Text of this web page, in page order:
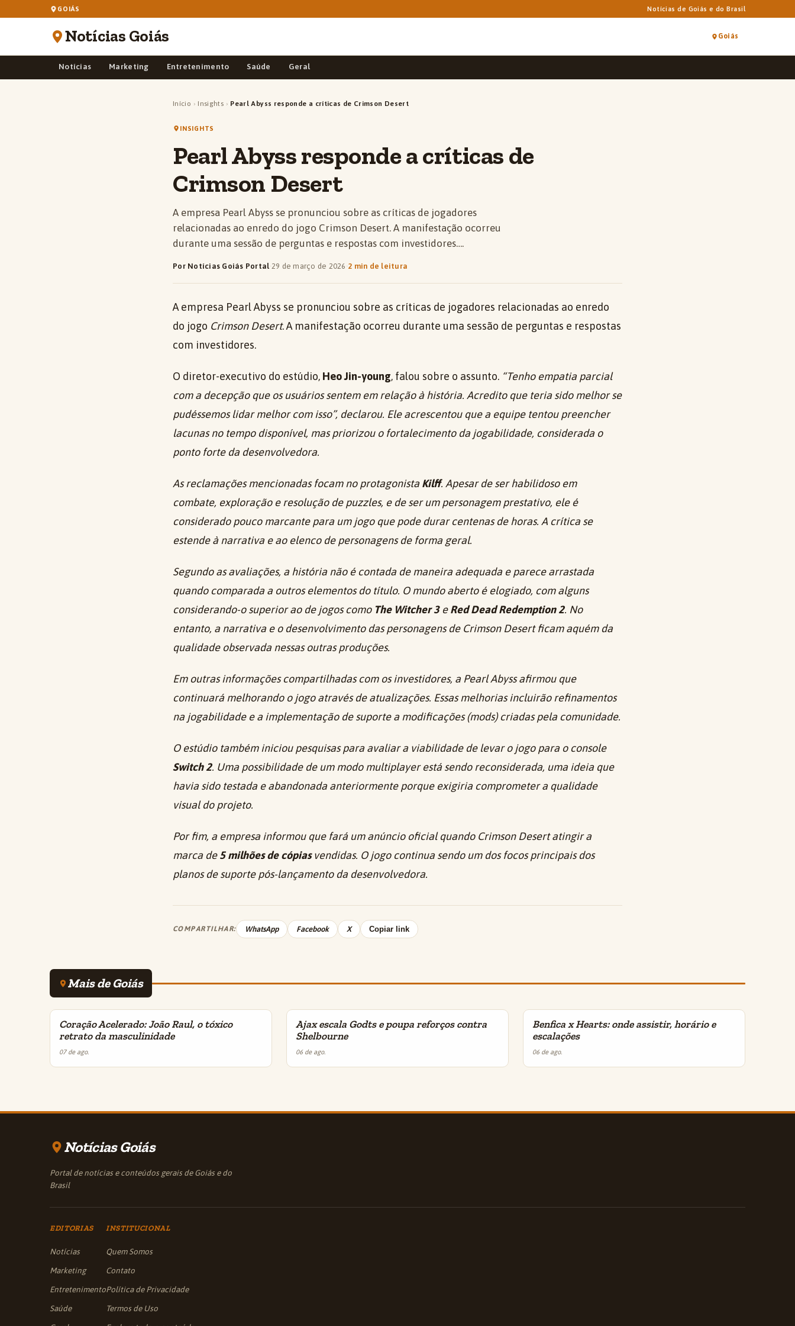
GOIÁS Notícias de Goiás e do Brasil
Notícias Goiás Goiás
Notícias Marketing Entretenimento Saúde Geral
Início › Insights › Pearl Abyss responde a críticas de Crimson Desert
INSIGHTS
Pearl Abyss responde a críticas de
Crimson Desert
A empresa Pearl Abyss se pronunciou sobre as críticas de jogadores
relacionadas ao enredo do jogo Crimson Desert. A manifestação ocorreu
durante uma sessão de perguntas e respostas com investidores….
Por Notícias Goiás Portal·29 de março de 2026 ·2 min de leitura
A empresa Pearl Abyss se pronunciou sobre as críticas de jogadores relacionadas ao enredo
do jogo Crimson Desert. A manifestação ocorreu durante uma sessão de perguntas e respostas
com investidores.
O diretor-executivo do estúdio, Heo Jin-young, falou sobre o assunto. “Tenho empatia parcial
com a decepção que os usuários sentem em relação à história. Acredito que teria sido melhor se
pudéssemos lidar melhor com isso”, declarou. Ele acrescentou que a equipe tentou preencher
lacunas no tempo disponível, mas priorizou o fortalecimento da jogabilidade, considerada o
ponto forte da desenvolvedora.
As reclamações mencionadas focam no protagonistaKilff. Apesar de ser habilidoso em
combate, exploração e resolução de puzzles, e de ser um personagem prestativo, ele é
considerado pouco marcante para um jogo que pode durar centenas de horas. A crítica se
estende à narrativa e ao elenco de personagens de forma geral.
Segundo as avaliações, a história não é contada de maneira adequada e parece arrastada
quando comparada a outros elementos do título. O mundo aberto é elogiado, com alguns
considerando-o superior ao de jogos como The Witcher 3eRed Dead Redemption 2. No
entanto, a narrativa e o desenvolvimento das personagens de Crimson Desertficam aquém da
qualidade observada nessas outras produções.
Em outras informações compartilhadas com os investidores, a Pearl Abyss afirmou que
continuará melhorando o jogo através de atualizações. Essas melhorias incluirão refinamentos
na jogabilidade e a implementação de suporte a modificações (mods) criadas pela comunidade.
O estúdio também iniciou pesquisas para avaliar a viabilidade de levar o jogo para o console
Switch 2. Uma possibilidade de um modo multiplayer está sendo reconsiderada, uma ideia que
havia sido testada e abandonada anteriormente porque exigiria comprometer a qualidade
visual do projeto.
Por fim, a empresa informou que fará um anúncio oficial quando Crimson Desertatingir a
marca de5 milhões de cópiasvendidas. O jogo continua sendo um dos focos principais dos
planos de suporte pós-lançamento da desenvolvedora.
COMPARTILHAR: WhatsApp Facebook X Copiar link
Mais de Goiás
INSIGHTS
Coração Acelerado: João Raul, o tóxico
retrato da masculinidade
07 de ago.
INSIGHTS
Ajax escala Godts e poupa reforços contra
Shelbourne
06 de ago.
INSIGHTS
Benfica x Hearts: onde assistir, horário e
escalações
06 de ago.
Notícias Goiás
Portal de notícias e conteúdos gerais de Goiás e do
Brasil
EDITORIAS
Notícias
Marketing
Entretenimento
Saúde
INSTITUCIONAL
Quem Somos
Contato
Política de Privacidade
Termos de Uso